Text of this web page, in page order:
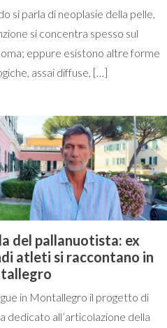
si parla di neoplasie della pelle,
si concentra spesso sul
eppure esistono altre forme
assai diffuse, […]
del pallanuotista: ex
atleti si raccontano in
in Montallegro il progetto di
dedicato all’articolazione della